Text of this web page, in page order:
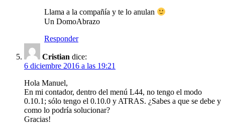
Llama a la compañía y te lo anulan
Un DomoAbrazo
Responder
Cristian dice:
6 diciembre 2016 a las 19:21
Hola Manuel,
En mi contador, dentro del menú L44, no tengo el modo
0.10.1; sólo tengo el 0.10.0 y ATRAS. ¿Sabes a que se debe y
como lo podría solucionar?
Gracias!